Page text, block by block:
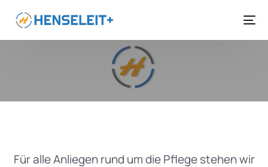
Für alle Anliegen rund um die Pflege stehen wir